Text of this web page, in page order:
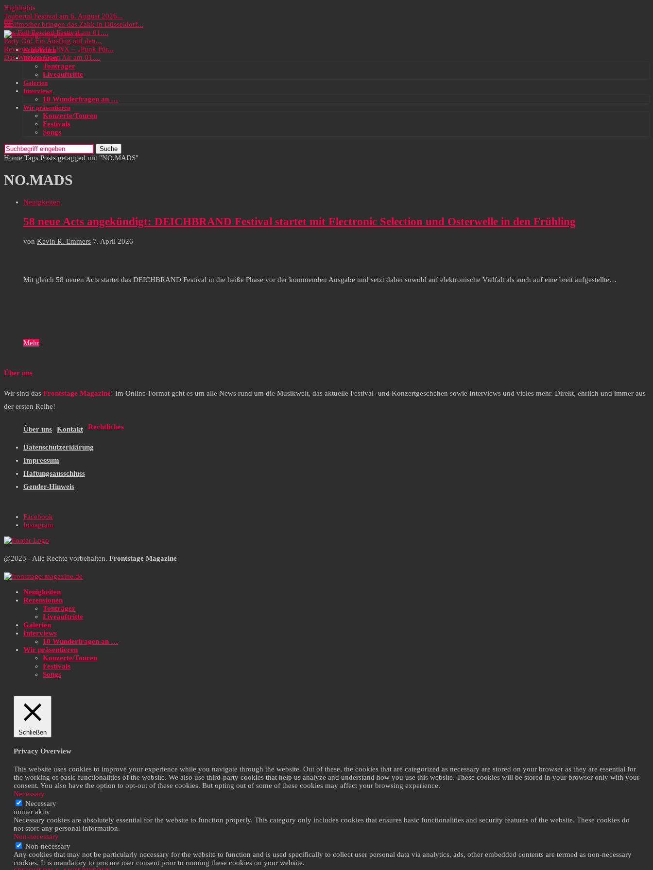
Highlights
Taubertal Festival am 6. August 2026...
Wolfmother bringen das Zakk in Düsseldorf...
Das Full Rewind Festival am 01....
Party On! Ein Ausflug auf den...
Review: SOKO LiNX – „Punk Für...
Das Wacken Open Air am 01....
Neuigkeiten
Rezensionen
Tonträger
Liveauftritte
Galerien
Interviews
10 Wunderfragen an …
Wir präsentieren
Konzerte/Touren
Festivals
Songs
Suche
Home Tags Posts getagged mit "NO.MADS"
NO.MADS
Neuigkeiten
58 neue Acts angekündigt: DEICHBRAND Festival startet mit Electronic Selection und Osterwelle in den Frühling
von Kevin R. Emmers 7. April 2026
Mit gleich 58 neuen Acts startet das DEICHBRAND Festival in die heiße Phase vor der kommenden Ausgabe und setzt dabei sowohl auf elektronische Vielfalt als auch auf eine breit aufgestellte…
Mehr
Über uns
Wir sind das Frontstage Magazine! Im Online-Format geht es um alle News rund um die Musikwelt, das aktuelle Festival- und Konzertgeschehen sowie Interviews und vieles mehr. Direkt, ehrlich und immer aus
der ersten Reihe!
Über uns Kontakt Rechtliches
Datenschutzerklärung
Impressum
Haftungsausschluss
Gender-Hinweis
Facebook
Instagram
@2023 - Alle Rechte vorbehalten. Frontstage Magazine
Neuigkeiten
Rezensionen
Tonträger
Liveauftritte
Galerien
Interviews
10 Wunderfragen an …
Wir präsentieren
Konzerte/Touren
Festivals
Songs
Schließen
Privacy Overview
This website uses cookies to improve your experience while you navigate through the website. Out of these, the cookies that are categorized as necessary are stored on your browser as they are essential for
the working of basic functionalities of the website. We also use third-party cookies that help us analyze and understand how you use this website. These cookies will be stored in your browser only with your
consent. You also have the option to opt-out of these cookies. But opting out of some of these cookies may affect your browsing experience.
Necessary
Necessary
immer aktiv
Necessary cookies are absolutely essential for the website to function properly. This category only includes cookies that ensures basic functionalities and security features of the website. These cookies do
not store any personal information.
Non-necessary
Non-necessary
Any cookies that may not be particularly necessary for the website to function and is used specifically to collect user personal data via analytics, ads, other embedded contents are termed as non-necessary
cookies. It is mandatory to procure user consent prior to running these cookies on your website.